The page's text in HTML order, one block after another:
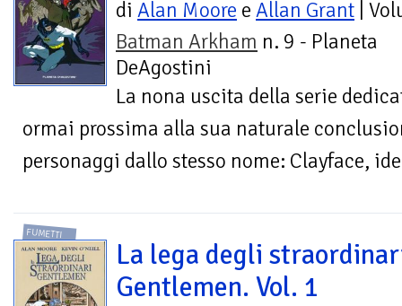
di Alan Moore e Allan Grant |
Batman Arkham n. 9 - Planeta
DeAgostini
La nona uscita della serie
ormai prossima alla sua naturale
personaggi dallo stesso nome: Clayface,
FUMETTI
La lega degli
Gentlemen. Vol. 1